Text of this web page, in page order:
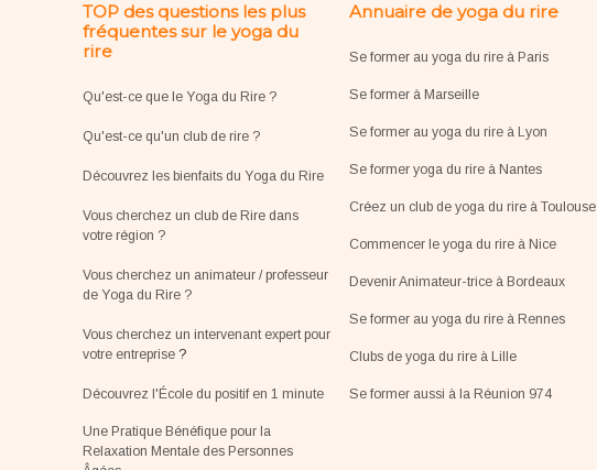
TOP des questions les plus
fréquentes sur le yoga du
rire
Qu'est-ce que le Yoga du Rire ?
Qu'est-ce qu'un club de rire ?
Découvrez les bienfaits du Yoga du Rire
Vous cherchez un club de Rire dans
votre région ?
Vous cherchez un animateur / professeur
de Yoga du Rire ?
Vous cherchez un intervenant expert pour
votre entreprise?
Découvrez l'École du positif en 1 minute
Une Pratique Bénéfique pour la
Relaxation Mentale des Personnes
Annuaire de yoga du rire
Se former au yoga du rire à Paris
Se former à Marseille
Se former au yoga du rire à Lyon
Se former yoga du rire à Nantes
Créez un club de yoga du rire à Toulouse
Commencer le yoga du rire à Nice
Devenir Animateur-trice à Bordeaux
Se former au yoga du rire à Rennes
Clubs de yoga du rire à Lille
Se former aussi à la Réunion 974